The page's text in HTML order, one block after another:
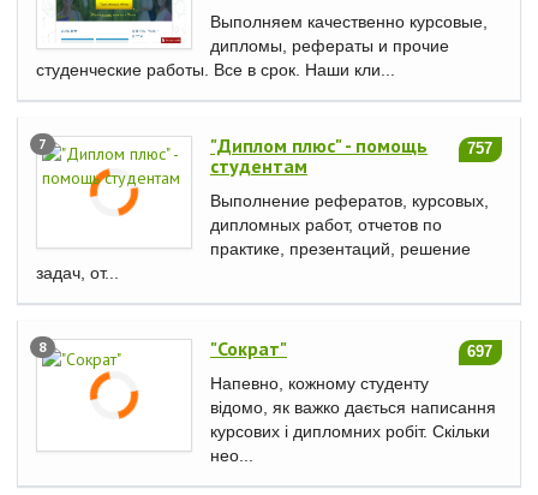
Выполняем качественно курсовые,
дипломы, рефераты и прочие
студенческие работы. Все в срок. Наши кли...
7 757
"Диплом плюс" - помощь
студентам
Выполнение рефератов, курсовых,
дипломных работ, отчетов по
практике, презентаций, решение
задач, от...
8 697
"Сократ"
Напевно, кожному студенту
відомо, як важко дається написання
курсових і дипломних робіт. Скільки
нео...